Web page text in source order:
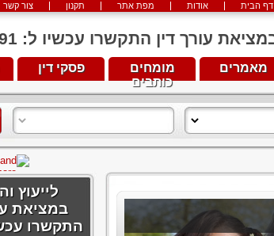
צור קשר תקנון מפת אתר אודות דף הבית
עורך דין התקשרו עכשיו ל: 03-6958791
פסקי דין
מומחים
כותבים
מאמרים
לייעוץ
במציאת